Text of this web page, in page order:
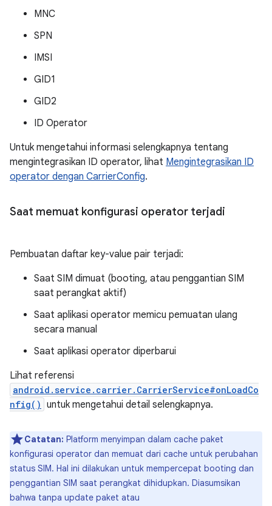
MNC
SPN
IMSI
GID1
GID2
ID Operator
Untuk mengetahui informasi selengkapnya tentang
mengintegrasikan ID operator, lihat Mengintegrasikan ID
operator dengan CarrierConfig.
Saat memuat konfigurasi operator terjadi
Pembuatan daftar key-value pair terjadi:
Saat SIM dimuat (booting, atau penggantian SIM
saat perangkat aktif)
Saat aplikasi operator memicu pemuatan ulang
secara manual
Saat aplikasi operator diperbarui
Lihat referensi
android.service.carrier.CarrierService#onLoadCo
nfig() untuk mengetahui detail selengkapnya.
Catatan: Platform menyimpan dalam cache paket
konfigurasi operator dan memuat dari cache untuk perubahan
status SIM. Hal ini dilakukan untuk mempercepat booting dan
penggantian SIM saat perangkat dihidupkan. Diasumsikan
bahwa tanpa update paket atau